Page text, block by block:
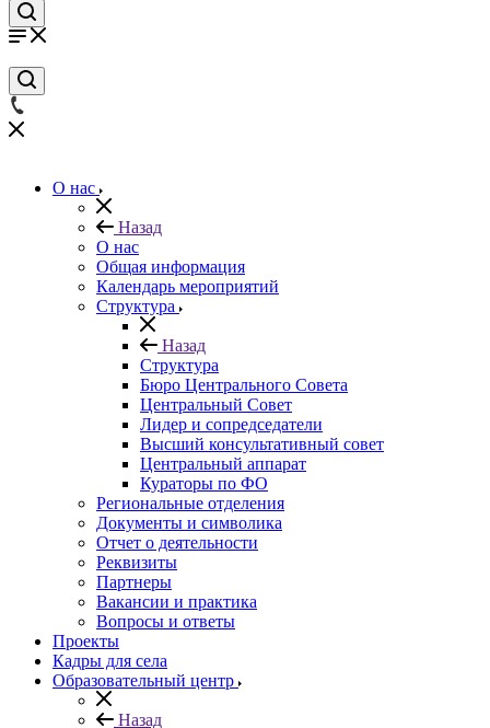
О нас
Назад
О нас
Общая информация
Календарь мероприятий
Структура
Назад
Структура
Бюро Центрального Совета
Центральный Совет
Лидер и сопредседатели
Высший консультативный совет
Центральный аппарат
Кураторы по ФО
Региональные отделения
Документы и символика
Отчет о деятельности
Реквизиты
Партнеры
Вакансии и практика
Вопросы и ответы
Проекты
Кадры для села
Образовательный центр
Назад